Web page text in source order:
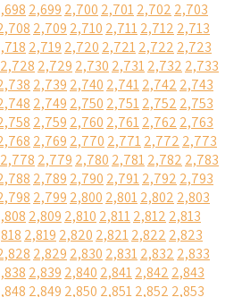
2,699 2,700 2,7012,702 2,703
2,709 2,710 2,7112,712 2,713
2,719 2,720 2,7212,722 2,723
2,728 2,729 2,730 2,7312,732 2,733
2,739 2,740 2,7412,742 2,743
2,749 2,750 2,7512,752 2,753
2,759 2,760 2,7612,762 2,763
2,769 2,770 2,7712,772 2,773
2,778 2,779 2,780 2,7812,782 2,783
2,789 2,790 2,7912,792 2,793
2,799 2,800 2,8012,802 2,803
2,809 2,810 2,8112,812 2,813
2,819 2,820 2,8212,822 2,823
2,829 2,830 2,8312,832 2,833
2,839 2,840 2,8412,842 2,843
2,849 2,850 2,8512,852 2,853